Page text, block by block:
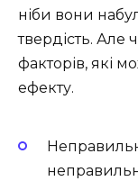
ніби вони
твердість. Але
факторів, які
ефекту.